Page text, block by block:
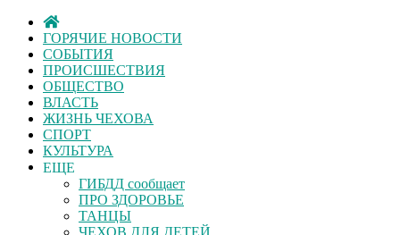
ГОРЯЧИЕ НОВОСТИ
СОБЫТИЯ
ПРОИСШЕСТВИЯ
ОБЩЕСТВО
ВЛАСТЬ
ЖИЗНЬ ЧЕХОВА
СПОРТ
КУЛЬТУРА
ЕЩЕ
ГИБДД сообщает
ПРО ЗДОРОВЬЕ
ТАНЦЫ